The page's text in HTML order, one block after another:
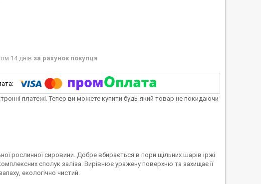
14 днів за рахунок покупця
платежі. Тепер ви можете купити будь-який товар не покидаючи
рослинної сировини. Добре вбирається в пори щільних шарів іржі
сполук заліза. Вирівнює уражену поверхню та захищає її
екологічно чистий.